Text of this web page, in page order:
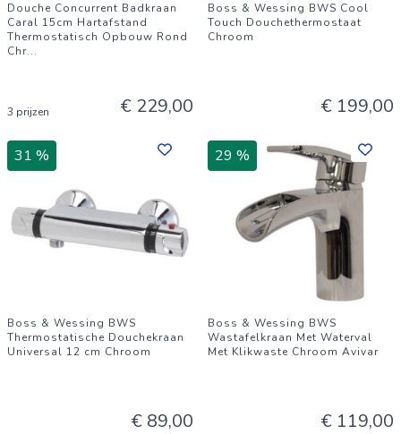
Douche Concurrent Badkraan
Caral 15cm Hartafstand
Thermostatisch Opbouw Rond
Chr...
3 prijzen € 229,00
Boss & Wessing BWS Cool
Touch Douchethermostaat
Chroom
€ 199,00
31 %
Boss & Wessing BWS
Thermostatische Douchekraan
Universal 12 cm Chroom
€ 89,00
29 %
Boss & Wessing BWS
Wastafelkraan Met Waterval
Met Klikwaste Chroom Avivar
€ 119,00